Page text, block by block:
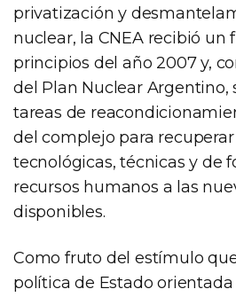
privatización y
nuclear, la CNEA recibió un
principios del año 2007 y,
del Plan Nuclear Argentino,
tareas de
del complejo para
tecnológicas, técnicas y de
recursos humanos a las
disponibles.
Como fruto del estímulo
política de Estado